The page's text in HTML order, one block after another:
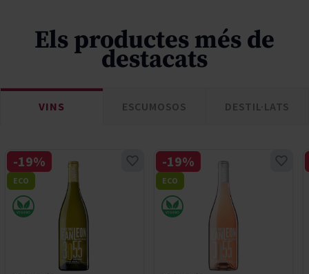
Els productes més de
destacats
VINS ESCUMOSOS DESTIL·LATS
-19%
ECO
-19%
ECO